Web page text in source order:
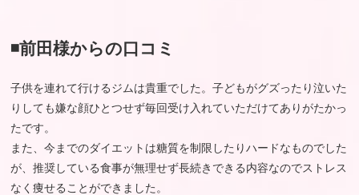
◾️前田様からの口コミ
子供を連れて行けるジムは貴重でした。子どもがグズったり泣いた
りしても嫌な顔ひとつせず毎回受け入れていただけてありがたかっ
たです。
また、今までのダイエットは糖質を制限したりハードなものでした
が、推奨している食事が無理せず長続きできる内容なのでストレス
なく痩せることができました。